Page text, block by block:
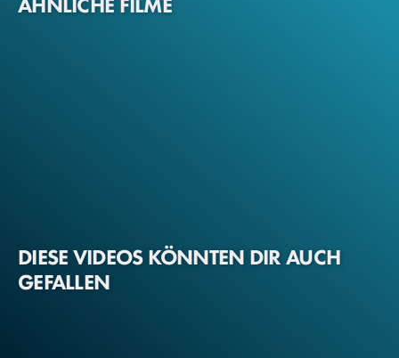
DIESE VIDEOS KÖNNTEN DIR AUCH
GEFALLEN